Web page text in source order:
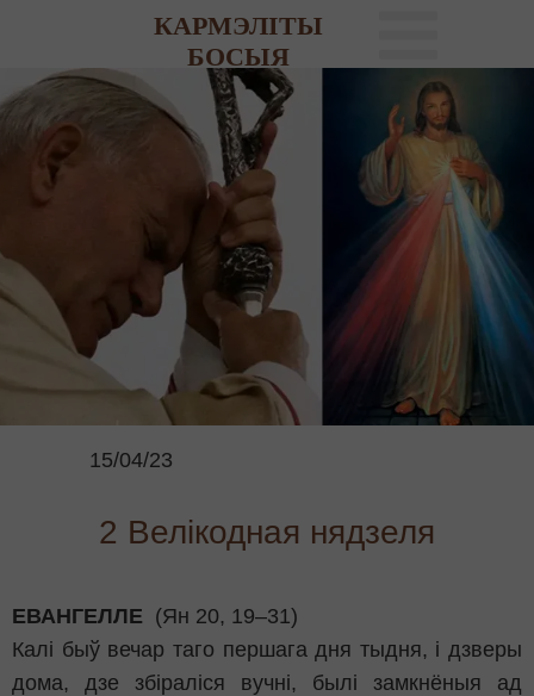
15/04/23
2 Велікодная нядзеля
ЕВАНГЕЛЛЕ (Ян 20, 19–31)
Калі быў вечар таго першага дня тыдня, і дзверы
дома, дзе збіраліся вучні, былі замкнёныя ад
КАРМЭЛІТЫ
БОСЫЯ